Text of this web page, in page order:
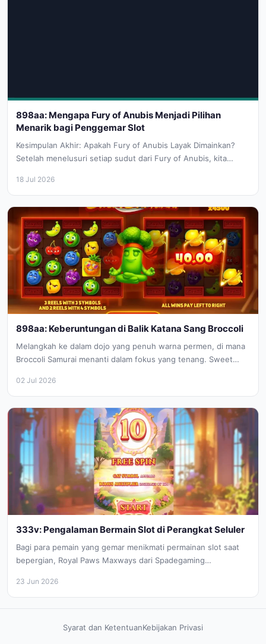
898aa: Mengapa Fury of Anubis Menjadi Pilihan
Menarik bagi Penggemar Slot
Kesimpulan Akhir: Apakah Fury of Anubis Layak Dimainkan?
Setelah menelusuri setiap sudut dari Fury of Anubis, kita
18 Jul 2026
898aa: Keberuntungan di Balik Katana Sang Broccoli
Melangkah ke dalam dojo yang penuh warna permen, di mana
Broccoli Samurai menanti dalam fokus yang tenang. Sweet
02 Jul 2026
333v: Pengalaman Bermain Slot di Perangkat Seluler
Bagi para pemain yang gemar menikmati permainan slot saat
bepergian, Royal Paws Maxways dari Spadegaming
23 Jun 2026
Syarat dan KetentuanKebijakan Privasi